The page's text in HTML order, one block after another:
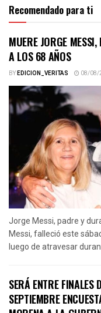
Recomendado para ti
MUERE JORGE MESSI,
A LOS 68 AÑOS
BYEDICION_VERITAS 08/08/
Jorge Messi, padre y
Messi, falleció este
luego de atravesar
SERÁ ENTRE FINALES
SEPTIEMBRE